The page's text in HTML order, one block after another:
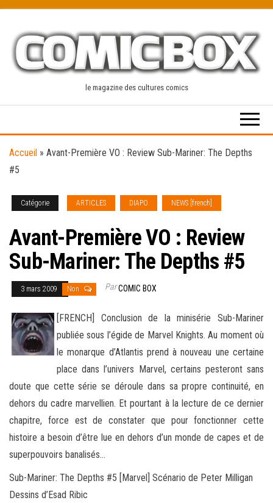
content
le magazine des cultures comics
Accueil » Avant-Première VO : Review Sub-Mariner: The Depths
#5
Catégorie ARTICLES DIAPO NEWS [french]
Avant-Première VO : Review
Sub-Mariner: The Depths #5
3 mars 2009 Non ParCOMIC BOX
[FRENCH] Conclusion de la minisérie Sub-Mariner
publiée sous l’égide de Marvel Knights. Au moment où
le monarque d’Atlantis prend à nouveau une certaine
place dans l’univers Marvel, certains pesteront sans
doute que cette série se déroule dans sa propre continuité, en
dehors du cadre marvellien. Et pourtant à la lecture de ce dernier
chapitre, force est de constater que pour fonctionner cette
histoire a besoin d’être lue en dehors d’un monde de capes et de
superpouvoirs banalisés…
Sub-Mariner: The Depths #5 [Marvel] Scénario de Peter Milligan
Dessins d’Esad Ribic